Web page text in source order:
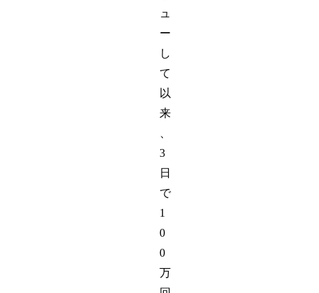
ュ
ー
し
て
以
来
3
日
で
1
0
0
万